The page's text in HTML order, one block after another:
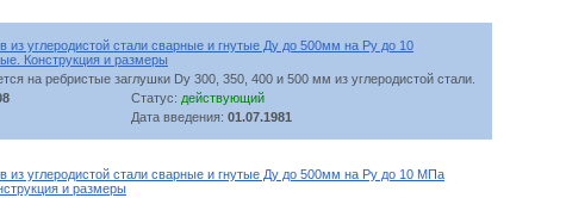
из углеродистой стали сварные и гнутые Ду до 500мм на Ру до 10
Конструкция и размеры
на ребристые заглушки Dу 300, 350, 400 и 500 мм из углеродистой стали.
Статус: действующий
Дата введения: 01.07.1981
из углеродистой стали сварные и гнутые Ду до 500мм на Ру до 10 МПа
и размеры